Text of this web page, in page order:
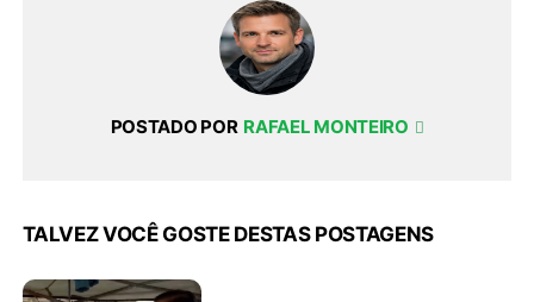
POSTADO POR RAFAEL MONTEIRO
TALVEZ VOCÊ GOSTE DESTAS POSTAGENS